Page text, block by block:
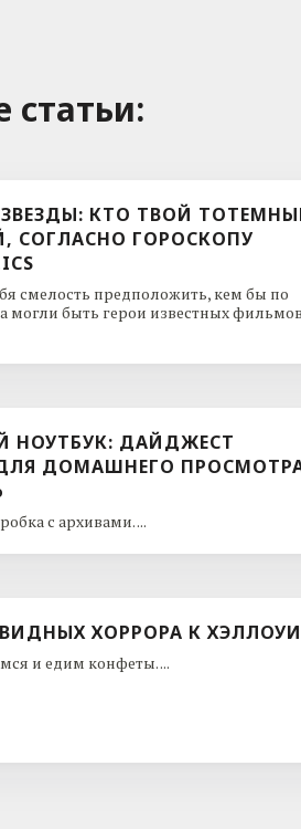
cтатьи:
КТО ТВОЙ
СОГЛАСНО ГОРОСКОПУ
смелость предположить, кем бы по
могли быть герои известных
НОУТБУК: ДАЙДЖЕСТ
ДОМАШНЕГО
с архивами. ...
ХОРРОРА К
и едим конфеты. ...